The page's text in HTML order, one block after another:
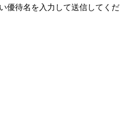
待名を入力して送信してくだ